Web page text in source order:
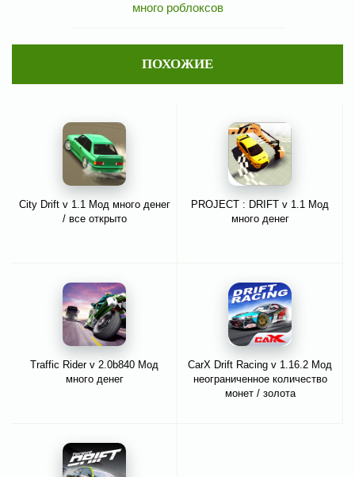
много роблоксов
ПОХОЖИЕ
City Drift v 1.1 Мод много денег
/ все открыто
PROJECT : DRIFT v 1.1 Мод
много денег
Traffic Rider v 2.0b840 Мод
много денег
CarX Drift Racing v 1.16.2 Мод
неограниченное количество
монет / золота